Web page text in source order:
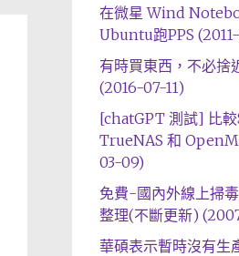
在微星 Wind
Ubuntu跑PPS
有時買東西，不必捨
(2016-07-11)
[chatGPT 測試] 比
TrueNAS 和
03-09)
免費-國內外線上掃
整理(不斷更新)
華碩表示暫時沒有生